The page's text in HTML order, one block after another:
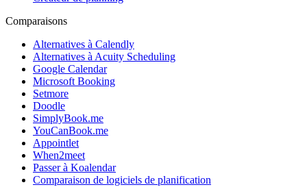
Comparaisons
Alternatives à Calendly
Alternatives à Acuity Scheduling
Google Calendar
Microsoft Booking
Setmore
Doodle
SimplyBook.me
YouCanBook.me
Appointlet
When2meet
Passer à Koalendar
Comparaison de logiciels de planification